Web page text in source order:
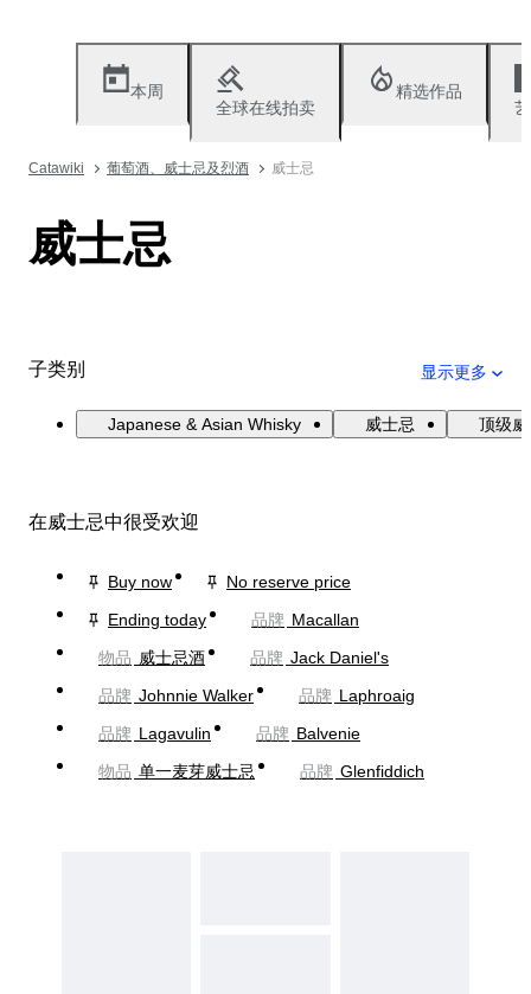
本周
全球在线拍卖
精选作品
Catawiki 葡萄酒、威士忌及烈酒 威士忌
威士忌
子类别 显示更多
Japanese & Asian Whisky 威士忌 顶级
在威士忌中很受欢迎
Buy now
No reserve price
Ending today
品牌 Macallan
物品 威士忌酒 品牌 Jack Daniel's
品牌 Johnnie Walker 品牌 Laphroaig
品牌 Lagavulin 品牌 Balvenie
物品 单一麦芽威士忌 品牌 Glenfiddich